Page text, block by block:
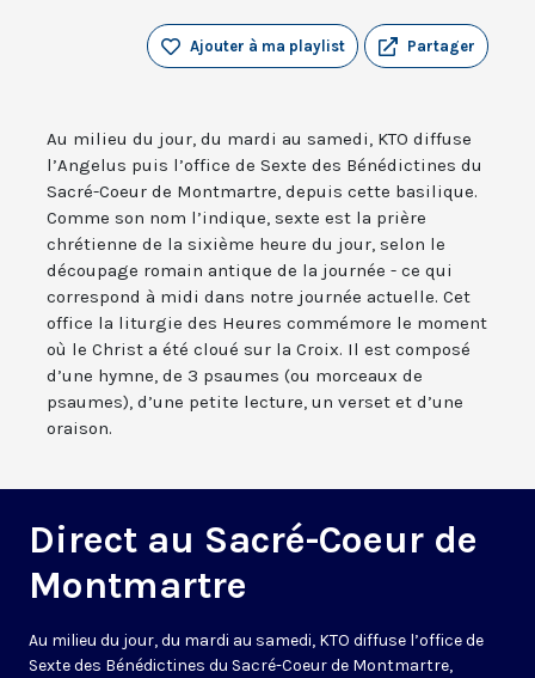
Partager
Ajouter à ma playlist
Au milieu du jour, du mardi au samedi, KTO diffuse
l’Angelus puis l’office de Sexte des Bénédictines du
Sacré-Coeur de Montmartre, depuis cette basilique.
Comme son nom l’indique, sexte est la prière
chrétienne de la sixième heure du jour, selon le
découpage romain antique de la journée - ce qui
correspond à midi dans notre journée actuelle. Cet
office la liturgie des Heures commémore le moment
où le Christ a été cloué sur la Croix. Il est composé
d’une hymne, de 3 psaumes (ou morceaux de
psaumes), d’une petite lecture, un verset et d’une
oraison.
Direct au Sacré-Coeur de
Montmartre
Au milieu du jour, du mardi au samedi, KTO diffuse l’office de
Sexte des Bénédictines du Sacré-Coeur de Montmartre,